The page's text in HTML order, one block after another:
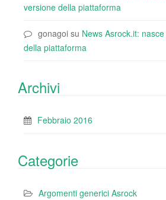
versione della piattaforma
gonagoi su News Asrock.it:
della piattaforma
Archivi
Febbraio 2016
Categorie
Argomenti generici Asrock